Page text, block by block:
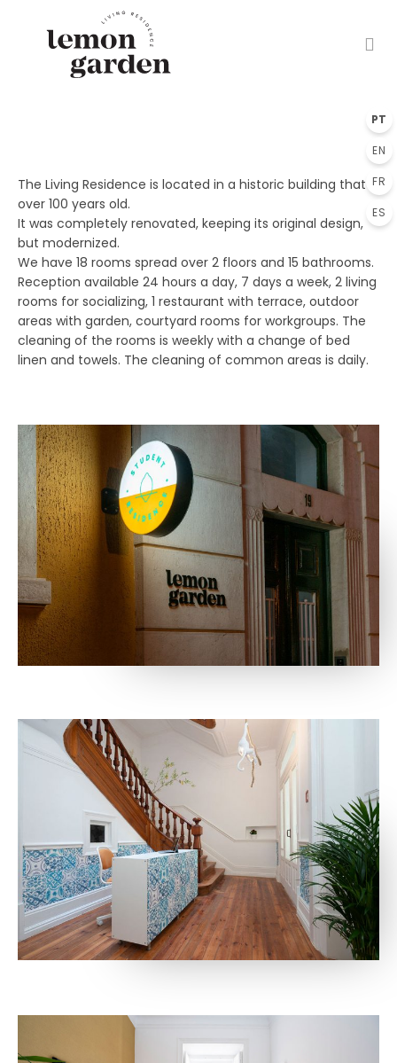
PT
EN
FR
ES
The Living Residence is located in a historic building that is
over 100 years old.
It was completely renovated, keeping its original design,
but modernized.
We have 18 rooms spread over 2 floors and 15 bathrooms.
Reception available 24 hours a day, 7 days a week, 2 living
rooms for socializing, 1 restaurant with terrace, outdoor
areas with garden, courtyard rooms for workgroups. The
cleaning of the rooms is weekly with a change of bed
linen and towels. The cleaning of common areas is daily.